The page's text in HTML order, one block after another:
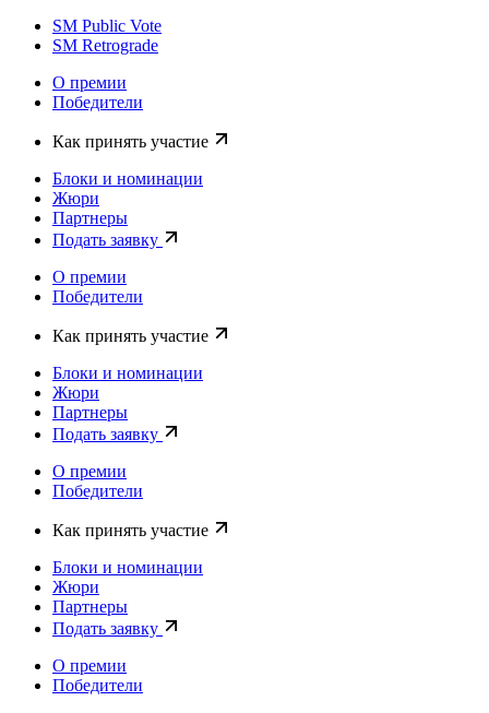
SM Public Vote
SM Retrograde
О премии
Победители
Как принять участие
Блоки и номинации
Жюри
Партнеры
Подать заявку
О премии
Победители
Как принять участие
Блоки и номинации
Жюри
Партнеры
Подать заявку
О премии
Победители
Как принять участие
Блоки и номинации
Жюри
Партнеры
Подать заявку
О премии
Победители